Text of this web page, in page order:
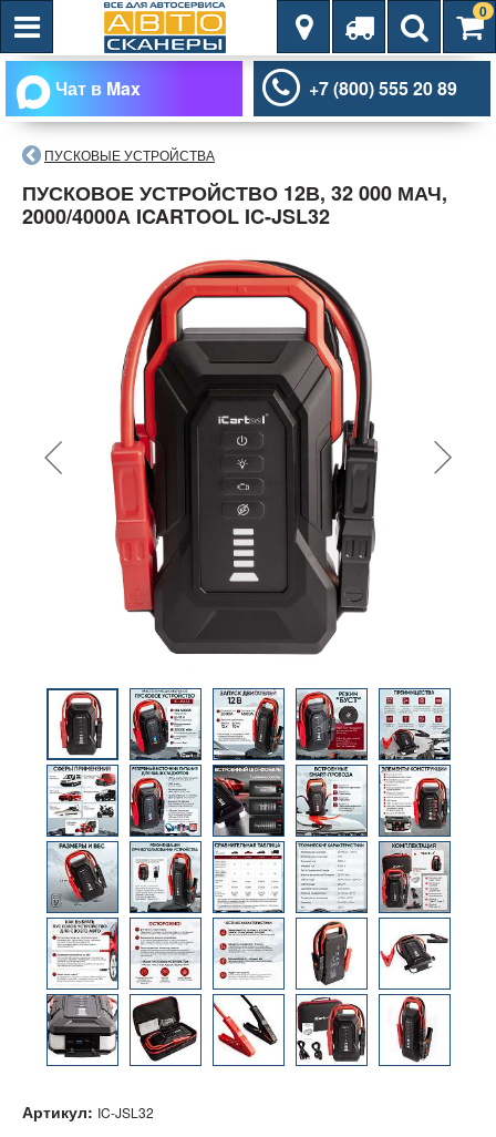
0
Чат в Max +7 (800) 555 20 89
ПУСКОВЫЕ УСТРОЙСТВА
ПУСКОВОЕ УСТРОЙСТВО 12В, 32 000 МАЧ,
2000/4000А ICARTOOL IC-JSL32
Артикул: IC-JSL32